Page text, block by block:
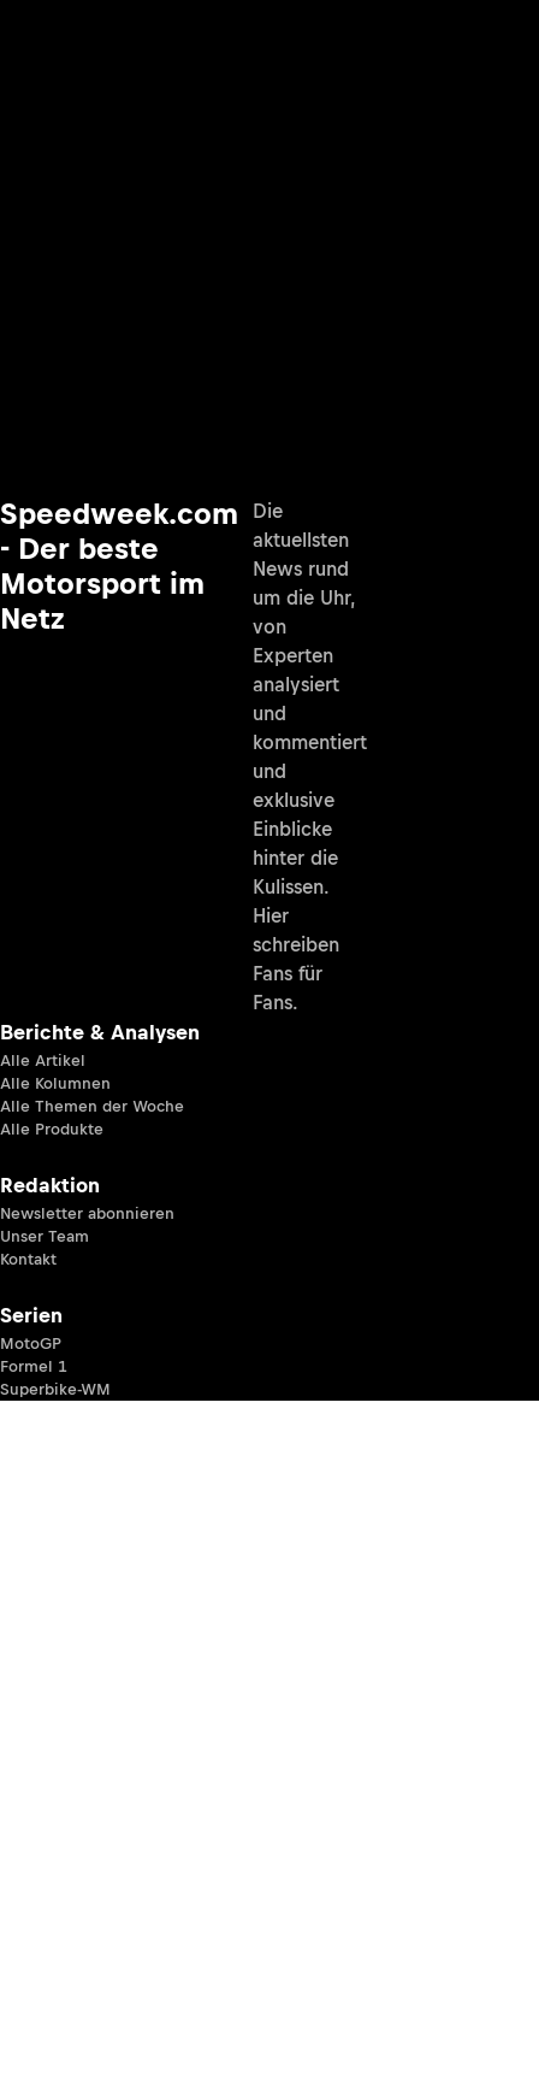
Speedweek.com
- Der beste
Motorsport im
Netz
Die
aktuellsten
News rund
um die Uhr,
von
Experten
analysiert
und
kommentiert
und
exklusive
Einblicke
hinter die
Kulissen.
Hier
schreiben
Fans für
Fans.
Berichte & Analysen
Alle Artikel
Alle Kolumnen
Alle Themen der Woche
Alle Produkte
Redaktion
Newsletter abonnieren
Unser Team
Kontakt
Serien
MotoGP
Formel 1
Superbike-WM